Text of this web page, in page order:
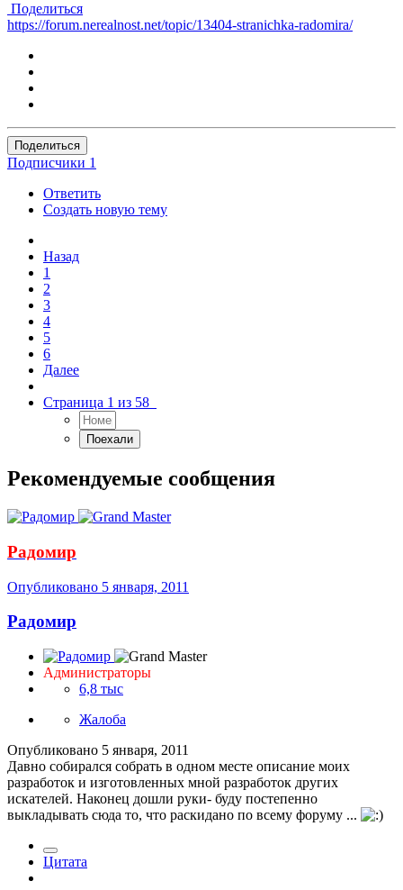
Поделиться
https://forum.nerealnost.net/topic/13404-stranichka-radomira/
Поделиться
Подписчики 1
Ответить
Создать новую тему
Назад
1
2
3
4
5
6
Далее
Страница 1 из 58
Рекомендуемые сообщения
Радомир
Опубликовано 5 января, 2011
Радомир
Администраторы
6,8 тыс
Жалоба
Опубликовано 5 января, 2011
Давно собирался собрать в одном месте описание моих
разработок и изготовленных мной разработок других
искателей. Наконец дошли руки- буду постепенно
выкладывать сюда то, что раскидано по всему форуму ...
Цитата